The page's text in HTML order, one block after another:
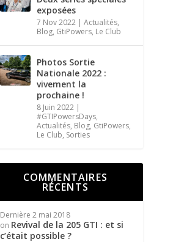
exposées
7 Nov 2022| Actualités,
Blog, GtiPowers, Le Club
Photos Sortie
Nationale 2022 :
vivement la
prochaine !
8 Juin 2022|
#GTIPowersDays,
Actualités, Blog, GtiPowers,
Le Club, Sorties
COMMENTAIRES
RÉCENTS
Dernière 2 mai 2018
on Revival de la 205 GTI : et si
c’était possible ?